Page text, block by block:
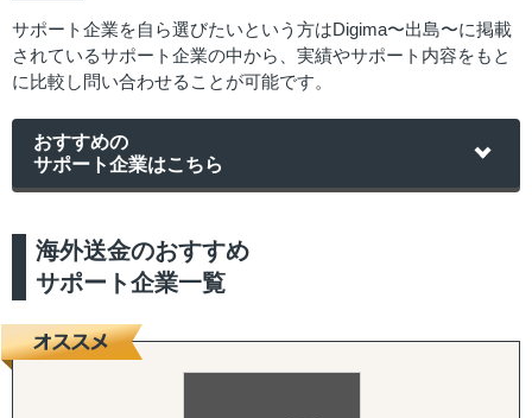
サポート企業を自ら選びたいという方はDigima〜出島〜に掲載
されているサポート企業の中から、実績やサポート内容をもと
に比較し問い合わせることが可能です。
おすすめの
サポート企業はこちら
海外送金のおすすめ
サポート企業一覧